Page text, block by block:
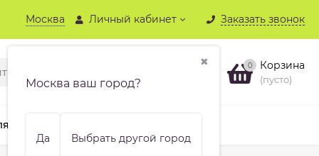
Москва
✖
Москва ваш город?
Да Выбрать другой город
Личный кабинет Заказать звонок
0 Корзина
(пусто)
хвойных